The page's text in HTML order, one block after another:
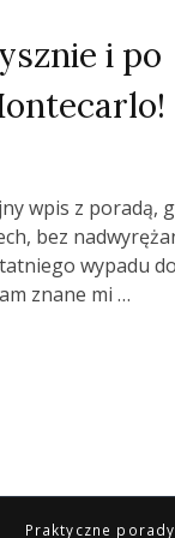
i po
wpis z poradą,
bez
wypadu do
znane mi …
Praktyczne porady